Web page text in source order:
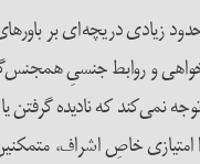
حدود زیادی دریچه‌ای بر
و روابط جنسیِ
نمی‌کند که نادیده
خاصِ اشراف،